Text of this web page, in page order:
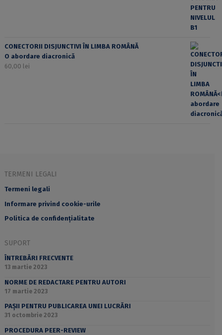
CONECTORII DISJUNCTIVI ÎN LIMBA ROMÂNĂ
O abordare diacronică
60,00 lei
TERMENI LEGALI
Termeni legali
Informare privind cookie-urile
Politica de confidențialitate
SUPORT
ÎNTREBĂRI FRECVENTE
13 martie 2023
NORME DE REDACTARE PENTRU AUTORI
17 martie 2023
PAȘII PENTRU PUBLICAREA UNEI LUCRĂRI
31 octombrie 2023
PROCEDURA PEER-REVIEW